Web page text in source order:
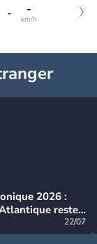
- -
km/h
2026 :
reste
22/07